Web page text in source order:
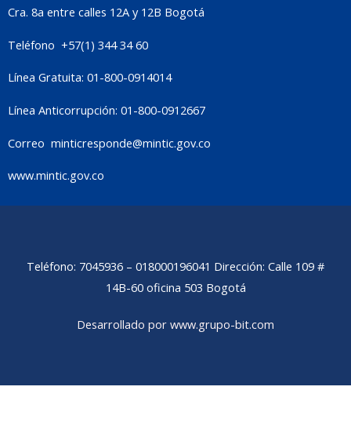
Cra. 8a entre calles 12A y 12B Bogotá
Teléfono +57(1) 344 34 60
Línea Gratuita: 01-800-0914014
Línea Anticorrupción: 01-800-0912667
Correo minticresponde@mintic.gov.co
www.mintic.gov.co
Teléfono: 7045936 – 018000196041 Dirección: Calle 109 #
14B-60 oficina 503 Bogotá
Desarrollado por www.grupo-bit.com